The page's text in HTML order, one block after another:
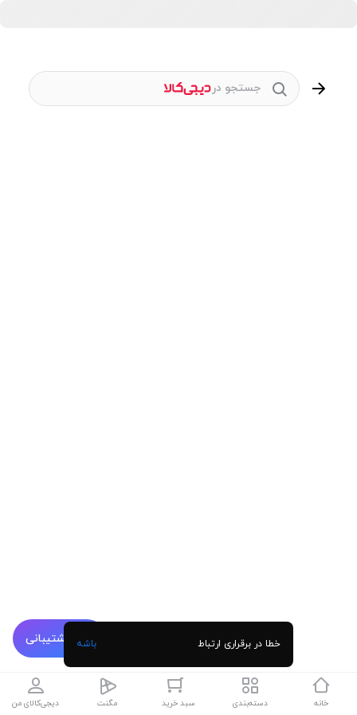
پشتیبانی
جستجو در
خانه دسته‌بندی سبد خرید مگنت دیجی‌کالای من
خطا در برقراری ارتباط باشه